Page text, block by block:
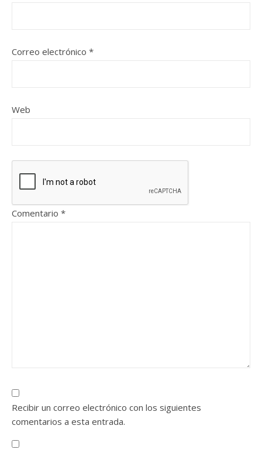
Correo electrónico *
Web
Comentario *
Recibir un correo electrónico con los siguientes
comentarios a esta entrada.